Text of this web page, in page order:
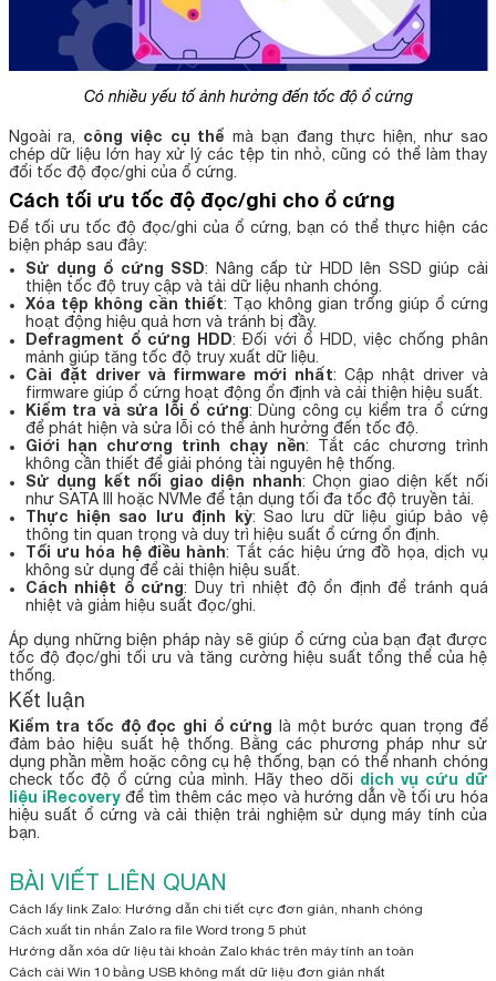
Có nhiều yếu tố ảnh hưởng đến tốc độ ổ cứng
Ngoài ra, công việc cụ thể mà bạn đang thực hiện, như sao
chép dữ liệu lớn hay xử lý các tệp tin nhỏ, cũng có thể làm thay
đổi tốc độ đọc/ghi của ổ cứng.
Cách tối ưu tốc độ đọc/ghi cho ổ cứng
Để tối ưu tốc độ đọc/ghi của ổ cứng, bạn có thể thực hiện các
biện pháp sau đây:
Sử dụng ổ cứng SSD: Nâng cấp từ HDD lên SSD giúp cải
thiện tốc độ truy cập và tải dữ liệu nhanh chóng.
Xóa tệp không cần thiết: Tạo không gian trống giúp ổ cứng
hoạt động hiệu quả hơn và tránh bị đầy.
Defragment ổ cứng HDD: Đối với ổ HDD, việc chống phân
mảnh giúp tăng tốc độ truy xuất dữ liệu.
Cài đặt driver và firmware mới nhất: Cập nhật driver và
firmware giúp ổ cứng hoạt động ổn định và cải thiện hiệu suất.
Kiểm tra và sửa lỗi ổ cứng: Dùng công cụ kiểm tra ổ cứng
để phát hiện và sửa lỗi có thể ảnh hưởng đến tốc độ.
Giới hạn chương trình chạy nền: Tắt các chương trình
không cần thiết để giải phóng tài nguyên hệ thống.
Sử dụng kết nối giao diện nhanh: Chọn giao diện kết nối
như SATA III hoặc NVMe để tận dụng tối đa tốc độ truyền tải.
Thực hiện sao lưu định kỳ: Sao lưu dữ liệu giúp bảo vệ
thông tin quan trọng và duy trì hiệu suất ổ cứng ổn định.
Tối ưu hóa hệ điều hành: Tắt các hiệu ứng đồ họa, dịch vụ
không sử dụng để cải thiện hiệu suất.
Cách nhiệt ổ cứng: Duy trì nhiệt độ ổn định để tránh quá
nhiệt và giảm hiệu suất đọc/ghi.
Áp dụng những biện pháp này sẽ giúp ổ cứng của bạn đạt được
tốc độ đọc/ghi tối ưu và tăng cường hiệu suất tổng thể của hệ
thống.
Kết luận
Kiểm tra tốc độ đọc ghi ổ cứng là một bước quan trọng để
đảm bảo hiệu suất hệ thống. Bằng các phương pháp như sử
dụng phần mềm hoặc công cụ hệ thống, bạn có thể nhanh chóng
check tốc độ ổ cứng của mình. Hãy theo dõi dịch vụ cứu dữ
liệu iRecoveryđể tìm thêm các mẹo và hướng dẫn về tối ưu hóa
hiệu suất ổ cứng và cải thiện trải nghiệm sử dụng máy tính của
bạn.
BÀI VIẾT LIÊN QUAN
Cách lấy link Zalo: Hướng dẫn chi tiết cực đơn giản, nhanh chóng
Cách xuất tin nhắn Zalo ra file Word trong 5 phút
Hướng dẫn xóa dữ liệu tài khoản Zalo khác trên máy tính an toàn
Cách cài Win 10 bằng USB không mất dữ liệu đơn giản nhất